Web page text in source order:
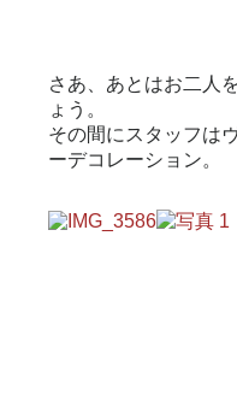
さあ、あとはお二人
ょう。
その間にスタッフは
ーデコレーション。